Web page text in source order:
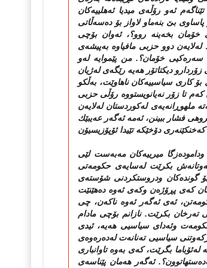
ئه‌و رۆڵه‌ی میدیا ئه‌هلییه‌كان
بێ بنه‌ماو لاواز بۆ ده‌سه‌ڵاتی
خۆمان بخه‌ینه‌ روو؟، ئه‌وان بۆچی
دوو حزبی مافیاوه‌ به‌پیشه‌ی
سه‌ره‌كیی خۆمان؟. من پێموایه‌ له‌و
دیكتاتۆر هه‌یه‌ رێگه‌ی له‌ژیان
كاری سیاسییه‌كان ناهاوێت، به‌ڵكو
تا زۆر نه‌یانویستووه‌ رۆڵی حزبی
ملهوڕانه‌یه‌ی له‌كوردستان له‌لایه‌ن
فشار ببینن، ئه‌مه‌ ئه‌گه‌ر عه‌یبێك
دۆخێكه‌ تێیدا ئۆپۆزیسیۆن
وداموده‌زگا میرییه‌كان مه‌به‌ست لێی
بكرێت له‌سایه‌ی حكومه‌تی
بۆ گونده‌كان ودروستكردنی شۆسته‌ی
كه‌ی پڕۆژه‌ن وكه‌ی ئه‌وه‌ ده‌هێنێت
ئه‌ی ئه‌گه‌ر ئه‌وه‌ ناكه‌ن، چی
ته‌رخان بكرێت. نازانم بۆچی مادام
وئه‌دای سیاسیی هه‌یه‌، ئیدی
سیاسیی ته‌نانه‌ت له‌ده‌ره‌وه‌ی
بگرێت، كه‌ی به‌وه‌ تاوانباری
ئه‌گه‌ر هه‌مان پێناسه‌ی